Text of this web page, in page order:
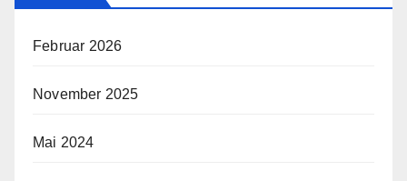
Februar 2026
November 2025
Mai 2024